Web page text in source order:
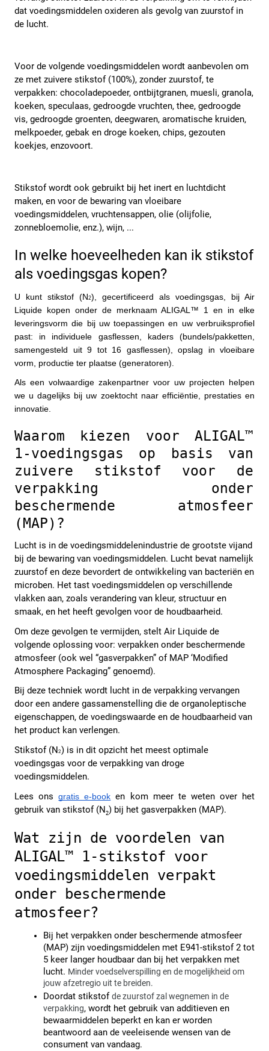
dat voedingsmiddelen oxideren als gevolg van zuurstof in
de lucht.
Voor de volgende voedingsmiddelen wordt aanbevolen om
ze met zuivere stikstof (100%), zonder zuurstof, te
verpakken: chocoladepoeder, ontbijtgranen, muesli, granola,
koeken, speculaas, gedroogde vruchten, thee, gedroogde
vis, gedroogde groenten, deegwaren, aromatische kruiden,
melkpoeder, gebak en droge koeken, chips, gezouten
koekjes, enzovoort.
Stikstof wordt ook gebruikt bij het inert en luchtdicht
maken, en voor de bewaring van vloeibare
voedingsmiddelen, vruchtensappen, olie (olijfolie,
zonnebloemolie, enz.), wijn, ...
In welke hoeveelheden kan ik stikstof
als voedingsgas kopen?
U kunt stikstof (N2), gecertificeerd als voedingsgas, bij Air
Liquide kopen onder de merknaam ALIGAL™ 1 en in elke
leveringsvorm die bij uw toepassingen en uw verbruiksprofiel
past: in individuele gasflessen, kaders (bundels/pakketten,
samengesteld uit 9 tot 16 gasflessen), opslag in vloeibare
vorm, productie ter plaatse (generatoren).
Als een volwaardige zakenpartner voor uw projecten helpen
we u dagelijks bij uw zoektocht naar efficiëntie, prestaties en
innovatie.
Waarom kiezen voor ALIGAL™
1-voedingsgas op basis van
zuivere stikstof voor de
verpakking onder
beschermende atmosfeer
(MAP)?
Lucht is in de voedingsmiddelenindustrie de grootste vijand
bij de bewaring van voedingsmiddelen. Lucht bevat namelijk
zuurstof en deze bevordert de ontwikkeling van bacteriën en
microben. Het tast voedingsmiddelen op verschillende
vlakken aan, zoals verandering van kleur, structuur en
smaak, en het heeft gevolgen voor de houdbaarheid.
Om deze gevolgen te vermijden, stelt Air Liquide de
volgende oplossing voor: verpakken onder beschermende
atmosfeer (ook wel “gasverpakken” of MAP ‘Modified
Atmosphere Packaging” genoemd).
Bij deze techniek wordt lucht in de verpakking vervangen
door een andere gassamenstelling die de organoleptische
eigenschappen, de voedingswaarde en de houdbaarheid van
het product kan verlengen.
Stikstof (N2) is in dit opzicht het meest optimale
voedingsgas voor de verpakking van droge
voedingsmiddelen.
Lees ons gratis e-book en kom meer te weten over het
gebruik van stikstof (N2) bij het gasverpakken (MAP).
Wat zijn de voordelen van
ALIGAL™ 1-stikstof voor
voedingsmiddelen verpakt
onder beschermende
atmosfeer?
Bij het verpakken onder beschermende atmosfeer
(MAP) zijn voedingsmiddelen met E941-stikstof 2 tot
5 keer langer houdbaar dan bij het verpakken met
lucht. Minder voedselverspilling en de mogelijkheid om
jouw afzetregio uit te breiden.
Doordat stikstof de zuurstof zal wegnemen in de
verpakking, wordt het gebruik van additieven en
bewaarmiddelen beperkt en kan er worden
beantwoord aan de veeleisende wensen van de
consument van vandaag.